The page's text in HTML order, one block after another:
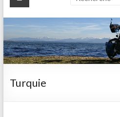
Turquie